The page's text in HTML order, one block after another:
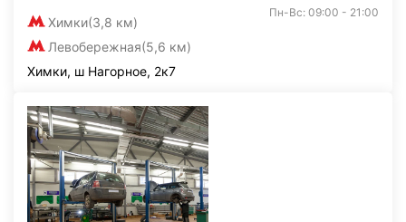
Химки(3,8 км)
Левобережная(5,6 км)
Пн-Вс: 09:00 - 21:00
Химки, ш Нагорное, 2к7